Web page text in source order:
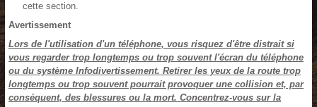
cette section.
Avertissement
Lors de l'utilisation d'un téléphone, vous risquez d'être distrait si
vous regarder trop longtemps ou trop souvent l'écran du téléphone
ou du système Infodivertissement. Retirer les yeux de la route trop
longtemps ou trop souvent pourrait provoquer une collision et, par
conséquent, des blessures ou la mort. Concentrez-vous sur la